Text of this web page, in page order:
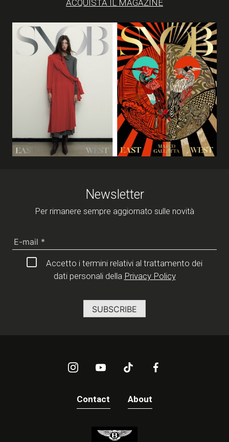
ACQUISTA IL MAGAZINE
Newsletter
Per rimanere sempre aggiornato sulle novità
Accetto i termini relativi al trattamento dei
dati personali della Privacy Policy
Contact About